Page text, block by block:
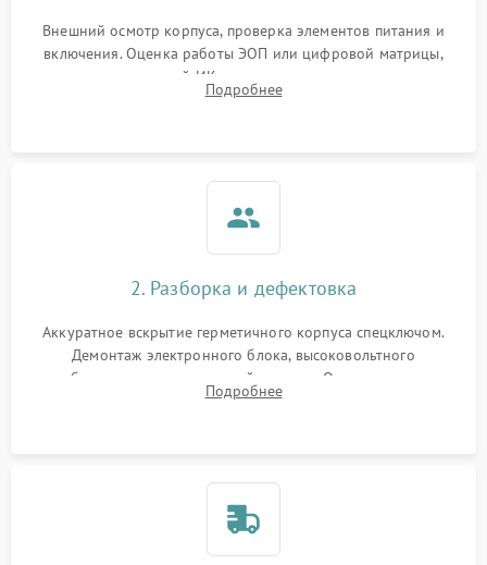
Внешний осмотр корпуса, проверка элементов питания и
включения. Оценка работы ЭОП или цифровой матрицы,
проверка встроенной ИК-подсветки и механизма выверки
прицельной сетки. Выявление видимых дефектов оптики и
Подробнее
2. Разборка и дефектовка
Аккуратное вскрытие герметичного корпуса спецключом.
Демонтаж электронного блока, высоковольтного
преобразователя и оптической системы. Осмотр контактов
на окисление и проверка целостности уплотнительных
Подробнее